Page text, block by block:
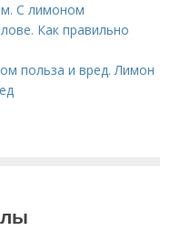
С лимоном
Как правильно
польза и вред. Лимон